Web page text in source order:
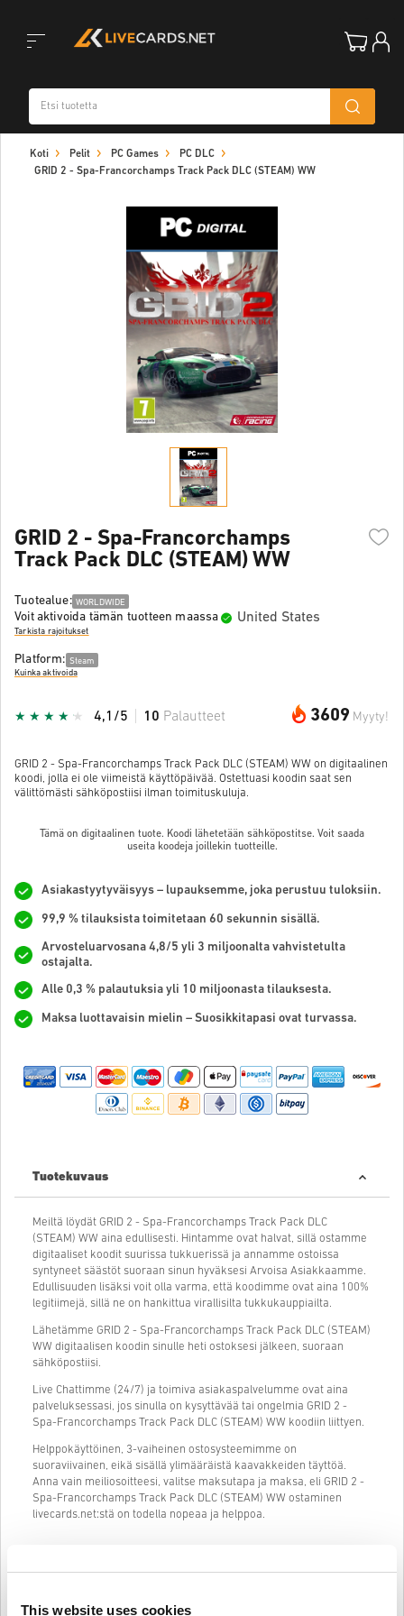
This website uses cookies
navigation
Koti Pelit PC Games
PC DLC
GRID 2 - Spa-Francorchamps Track Pack DLC (STEAM) WW
GRID 2 - Spa-Francorchamps
Track Pack DLC (STEAM) WW
Tuotealue: WORLDWIDE
Voit aktivoida tämän tuotteen maassa United States
Tarkista rajoitukset
Platform: Steam
Kuinka aktivoida
3609 Myyty!
4,1/5 10 Palautteet
GRID 2 - Spa-Francorchamps Track Pack DLC (STEAM) WW on digitaalinen
koodi, jolla ei ole viimeistä käyttöpäivää. Ostettuasi koodin saat sen
välittömästi sähköpostiisi ilman toimituskuluja.
Tämä on digitaalinen tuote. Koodi lähetetään sähköpostitse. Voit saada
useita koodeja joillekin tuotteille.
Asiakastyytyväisyys – lupauksemme, joka perustuu tuloksiin.
99,9 % tilauksista toimitetaan 60 sekunnin sisällä.
Arvosteluarvosana 4,8/5 yli 3 miljoonalta vahvistetulta
ostajalta.
Alle 0,3 % palautuksia yli 10 miljoonasta tilauksesta.
Maksa luottavaisin mielin – Suosikkitapasi ovat turvassa.
Tuotekuvaus
Meiltä löydät GRID 2 - Spa-Francorchamps Track Pack DLC
(STEAM) WW aina edullisesti. Hintamme ovat halvat, sillä ostamme
digitaaliset koodit suurissa tukkuerissä ja annamme ostoissa
syntyneet säästöt suoraan sinun hyväksesi Arvoisa Asiakkaamme.
Edullisuuden lisäksi voit olla varma, että koodimme ovat aina 100%
legitiimejä, sillä ne on hankittua virallisilta tukkukauppiailta.
Lähetämme GRID 2 - Spa-Francorchamps Track Pack DLC (STEAM)
WW digitaalisen koodin sinulle heti ostoksesi jälkeen, suoraan
sähköpostiisi.
Live Chattimme (24/7) ja toimiva asiakaspalvelumme ovat aina
palveluksessasi, jos sinulla on kysyttävää tai ongelmia GRID 2 -
Spa-Francorchamps Track Pack DLC (STEAM) WW koodiin liittyen.
Helppokäyttöinen, 3-vaiheinen ostosysteemimme on
suoraviivainen, eikä sisällä ylimääräistä kaavakkeiden täyttöä.
Anna vain meiliosoitteesi, valitse maksutapa ja maksa, eli GRID 2 -
Spa-Francorchamps Track Pack DLC (STEAM) WW ostaminen
livecards.net:stä on todella nopeaa ja helppoa.
Näin se toimii Livecards.netissä